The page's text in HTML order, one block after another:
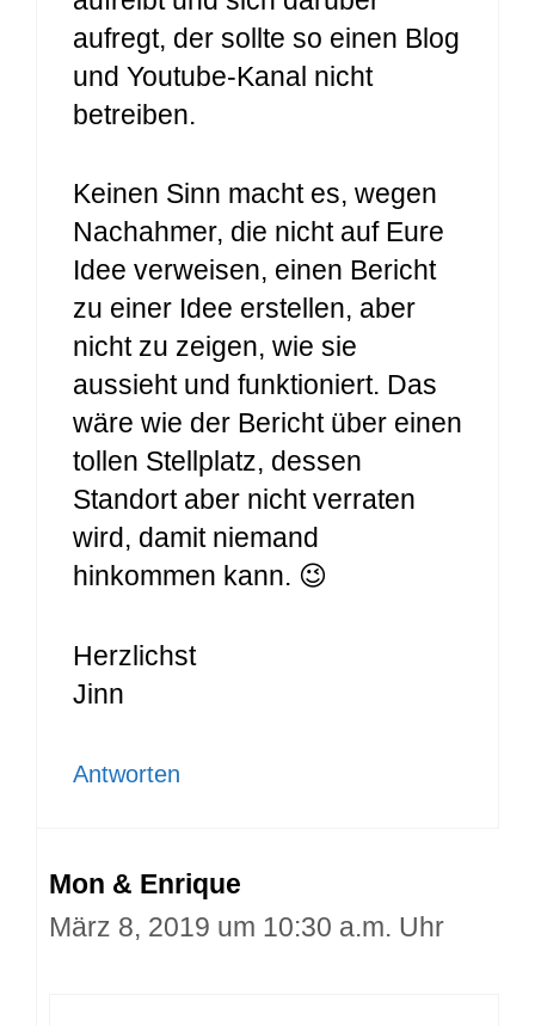
aufregt, der sollte so einen Blog
und Youtube-Kanal nicht
betreiben.
Keinen Sinn macht es, wegen
Nachahmer, die nicht auf Eure
Idee verweisen, einen Bericht
zu einer Idee erstellen, aber
nicht zu zeigen, wie sie
aussieht und funktioniert. Das
wäre wie der Bericht über einen
tollen Stellplatz, dessen
Standort aber nicht verraten
wird, damit niemand
hinkommen kann. 😉
Herzlichst
Jinn
Antworten
Mon & Enrique
März 8, 2019 um 10:30 a.m. Uhr